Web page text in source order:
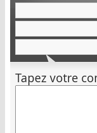
Tapez votre